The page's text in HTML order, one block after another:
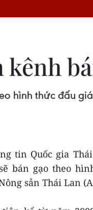
hình thức đấu
tin Quốc gia
bán gạo theo
sản Thái Lan